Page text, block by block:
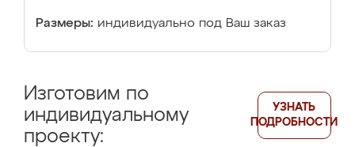
Размеры: индивидуально под Ваш заказ
Изготовим по
индивидуальному
проекту:
УЗНАТЬ
ПОДРОБНОСТИ